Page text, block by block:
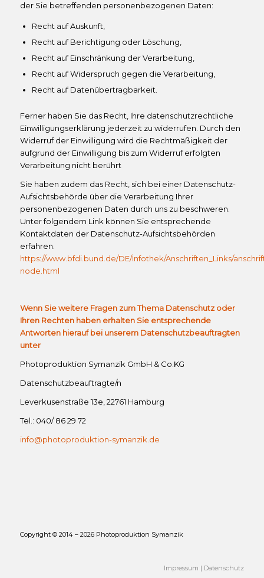
der Sie betreffenden personenbezogenen Daten:
Recht auf Auskunft,
Recht auf Berichtigung oder Löschung,
Recht auf Einschränkung der Verarbeitung,
Recht auf Widerspruch gegen die Verarbeitung,
Recht auf Datenübertragbarkeit.
Ferner haben Sie das Recht, Ihre datenschutzrechtliche
Einwilligungserklärung jederzeit zu widerrufen. Durch den
Widerruf der Einwilligung wird die Rechtmäßigkeit der
aufgrund der Einwilligung bis zum Widerruf erfolgten
Verarbeitung nicht berührt
Sie haben zudem das Recht, sich bei einer Datenschutz-
Aufsichtsbehörde über die Verarbeitung Ihrer
personenbezogenen Daten durch uns zu beschweren.
Unter folgendem Link können Sie entsprechende
Kontaktdaten der Datenschutz-Aufsichtsbehörden
erfahren.
https://www.bfdi.bund.de/DE/Infothek/Anschriften_Links/
node.html
Wenn Sie weitere Fragen zum Thema Datenschutz oder
Ihren Rechten haben erhalten Sie entsprechende
Antworten hierauf bei unserem Datenschutzbeauftragten
unter
Photoproduktion Symanzik GmbH & Co.KG
Datenschutzbeauftragte/n
Leverkusenstraße 13e, 22761 Hamburg
Tel.: 040/ 86 29 72
info@photoproduktion-symanzik.de
Copyright © 2014 – 2026 Photoproduktion Symanzik
Impressum | Datenschutz